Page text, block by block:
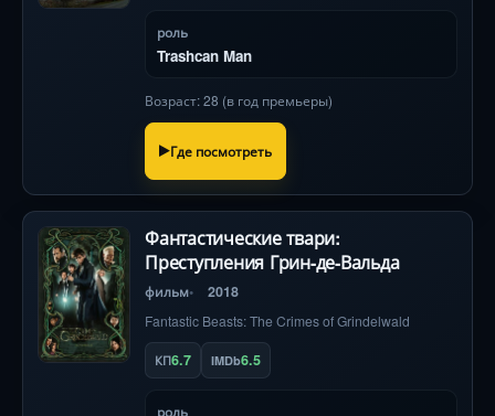
роль
Trashcan Man
Возраст: 28 (в год премьеры)
Где посмотреть
Фантастические твари:
Преступления Грин-де-Вальда
фильм 2018
Fantastic Beasts: The Crimes of Grindelwald
КП6.7 IMDb6.5
роль